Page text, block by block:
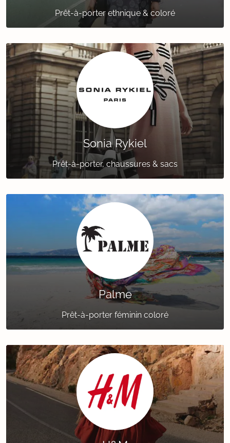
Prêt-à-porter ethnique & coloré
Sonia Rykiel
Prêt-à-porter, chaussures & sacs
Palme
Prêt-à-porter féminin coloré